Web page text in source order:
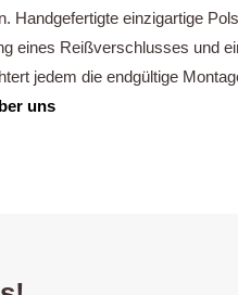
Handgefertigte einzigartige
eines Reißverschlusses und
jedem die endgültige
uns